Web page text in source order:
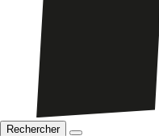
Rechercher